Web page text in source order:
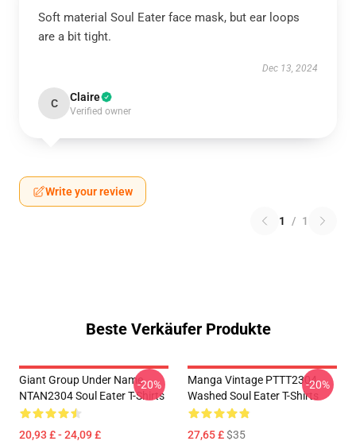
Soft material Soul Eater face mask, but ear loops
are a bit tight.
Dec 13, 2024
C Claire
Verified owner
Write your review
1 / 1
Beste Verkäufer Produkte
Giant Group Under Name
NTAN2304 Soul Eater T-Shirts
20,93 £ - 24,09 £
-20%
Manga Vintage PTTT2304
Washed Soul Eater T-Shirts
27,65 £$35
-20%